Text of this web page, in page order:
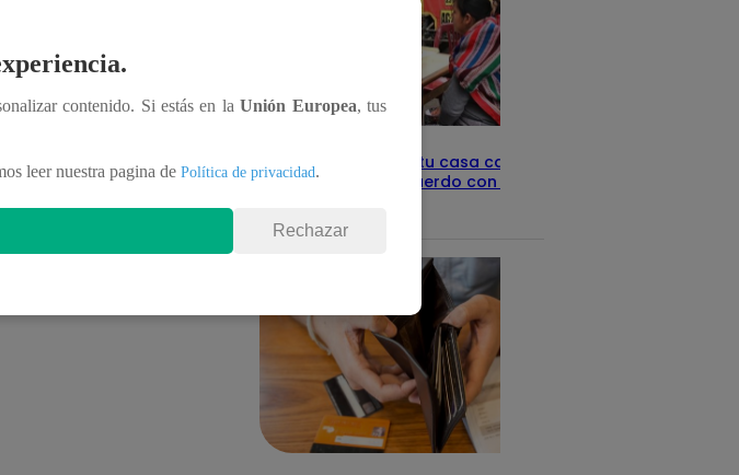
de
Revisa con tu DNI si tu casa califica
como pobre, de acuerdo con el Sisfoh
contenido. Si estás en laUnión Europea, tus
leer nuestra pagina de Política de privacidad.
Rechazar